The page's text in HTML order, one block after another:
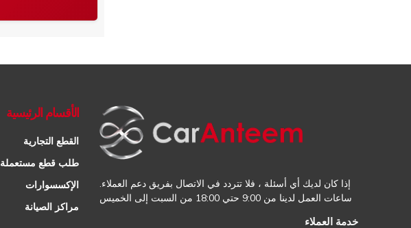
إذا كان لديك أي أسئلة ، فلا تتردد في الاتصال بفريق دعم العملاء.
ساعات العمل لدينا من 9:00 حتي 18:00 من السبت إلى الخميس
خدمة العملاء
الأقسام الرئيسية
القطع التجارية
طلب قطع مستعملة
الإكسسوارات
مراكز الصيانة